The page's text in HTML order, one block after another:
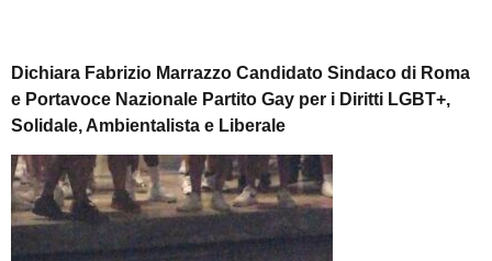
Dichiara Fabrizio Marrazzo Candidato Sindaco di Roma
e Portavoce Nazionale Partito Gay per i Diritti LGBT+,
Solidale, Ambientalista e Liberale